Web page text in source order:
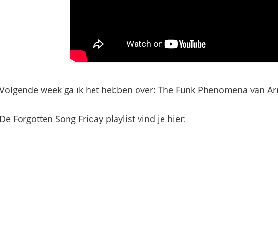
Volgende week ga ik het hebben over: The Funk Phenomena van
De Forgotten Song Friday playlist vind je hier: